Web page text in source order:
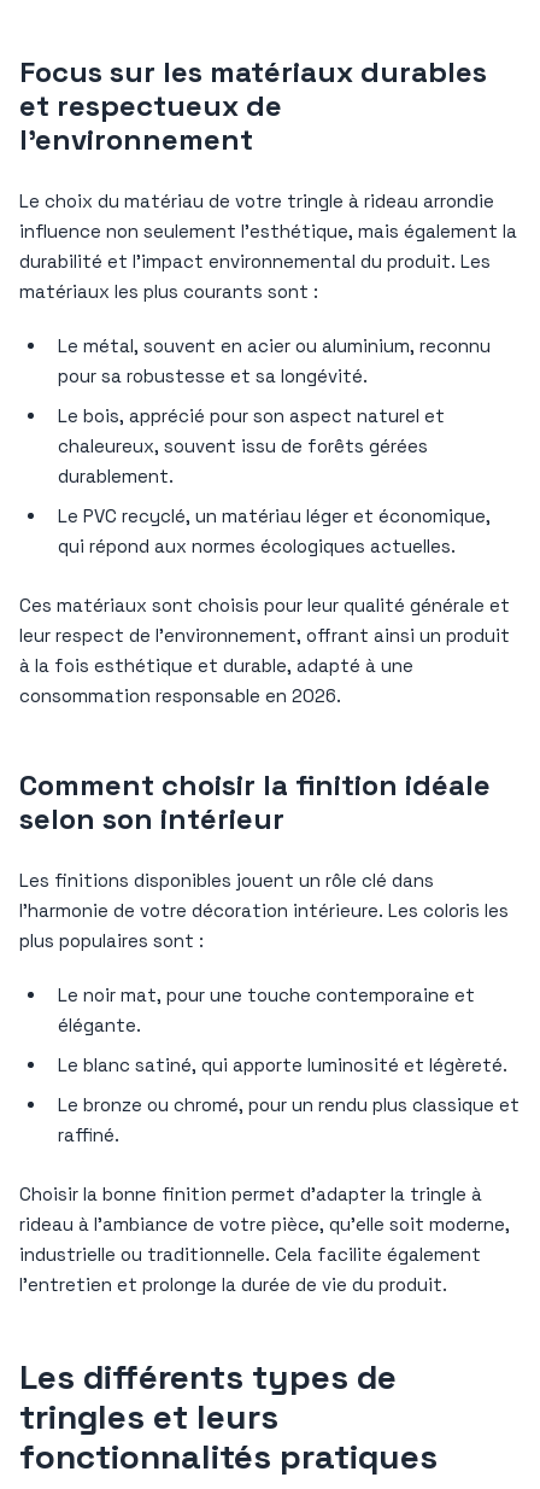
Focus sur les matériaux durables
et respectueux de
l’environnement
Le choix du matériau de votre tringle à rideau arrondie
influence non seulement l’esthétique, mais également la
durabilité et l’impact environnemental du produit. Les
matériaux les plus courants sont :
Le métal, souvent en acier ou aluminium, reconnu
pour sa robustesse et sa longévité.
Le bois, apprécié pour son aspect naturel et
chaleureux, souvent issu de forêts gérées
durablement.
Le PVC recyclé, un matériau léger et économique,
qui répond aux normes écologiques actuelles.
Ces matériaux sont choisis pour leur qualité générale et
leur respect de l’environnement, offrant ainsi un produit
à la fois esthétique et durable, adapté à une
consommation responsable en 2026.
Comment choisir la finition idéale
selon son intérieur
Les finitions disponibles jouent un rôle clé dans
l’harmonie de votre décoration intérieure. Les coloris les
plus populaires sont :
Le noir mat, pour une touche contemporaine et
élégante.
Le blanc satiné, qui apporte luminosité et légèreté.
Le bronze ou chromé, pour un rendu plus classique et
raffiné.
Choisir la bonne finition permet d’adapter la tringle à
rideau à l’ambiance de votre pièce, qu’elle soit moderne,
industrielle ou traditionnelle. Cela facilite également
l’entretien et prolonge la durée de vie du produit.
Les différents types de
tringles et leurs
fonctionnalités pratiques